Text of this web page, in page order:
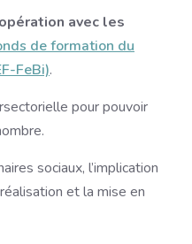
avec les
de formation du
FeBi).
pour pouvoir
sociaux, l’implication
et la mise en